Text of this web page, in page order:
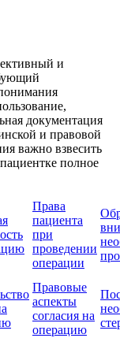
и
документация
и правовой
важно взвесить
полное
Права
пациента
при
проведении
операции
Правовые
аспекты
согласия на
операцию